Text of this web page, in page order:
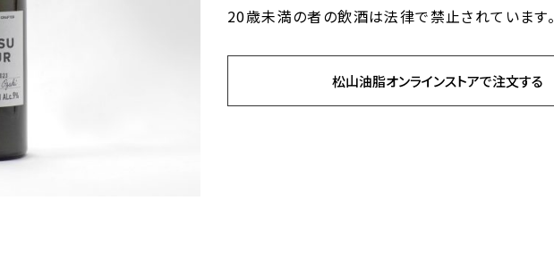
20歳未満の者の飲酒は法律で禁止されています。
松山油脂オンラインストアで注文する